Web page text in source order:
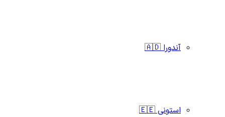
آندورا 🇦🇩
استونی 🇪🇪